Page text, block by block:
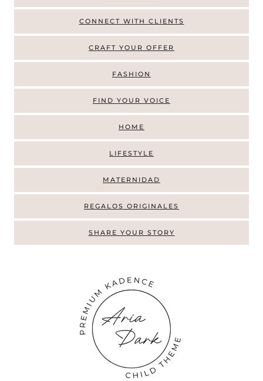
CONNECT WITH CLIENTS
CRAFT YOUR OFFER
FASHION
FIND YOUR VOICE
HOME
LIFESTYLE
MATERNIDAD
REGALOS ORIGINALES
SHARE YOUR STORY